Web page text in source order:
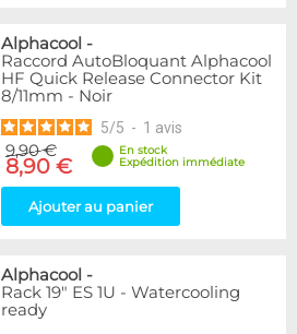
Alphacool -
Raccord AutoBloquant Alphacool
HF Quick Release Connector Kit
8/11mm - Noir
5/5 - 1 avis
9,90 €
8,90 €
En stock
Expédition immédiate
Ajouter au panier
Alphacool -
Rack 19" ES 1U - Watercooling
ready